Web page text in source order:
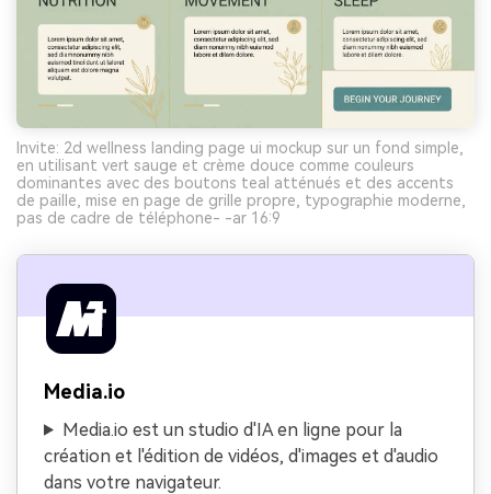
Invite: 2d wellness landing page ui mockup sur un fond simple,
en utilisant vert sauge et crème douce comme couleurs
dominantes avec des boutons teal atténués et des accents
de paille, mise en page de grille propre, typographie moderne,
pas de cadre de téléphone- -ar 16:9
Media.io
Media.io est un studio d'IA en ligne pour la
création et l'édition de vidéos, d'images et d'audio
dans votre navigateur.